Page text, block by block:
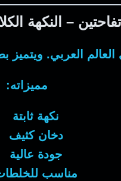
– النكهة
العربي. ويتميز
مميزاته:
نكهة ثابتة
دخان كثيف
جودة عالية
مناسب